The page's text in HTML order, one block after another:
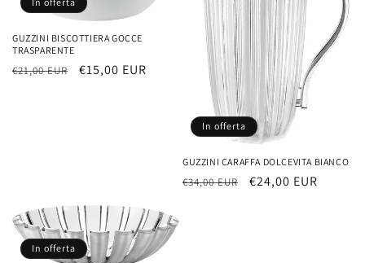
n
GUZZINI BISCOTTIERA GOCCE
TRASPARENTE
Prezzo
€21,00 EUR
Prezzo
€15,00 EUR
In offerta
GUZZINI CARAFFA DOLCEVITA BIANCO
Prezzo
€34,00 EUR
Prezzo
€24,00 EUR
In offerta